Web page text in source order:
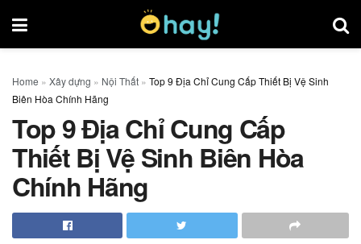
Home » Xây dựng » Nội Thất » Top 9 Địa Chỉ Cung Cấp Thiết Bị Vệ Sinh
Biên Hòa Chính Hãng
Top 9 Địa Chỉ Cung Cấp
Thiết Bị Vệ Sinh Biên Hòa
Chính Hãng